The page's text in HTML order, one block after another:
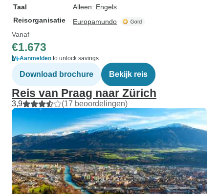
Taal
Alleen: Engels
Reisorganisatie
Europamundo
Vanaf
€1.673
Aanmelden to unlock savings
Download brochure Bekijk reis
Reis van Praag naar Zürich
3,9 (17 beoordelingen)